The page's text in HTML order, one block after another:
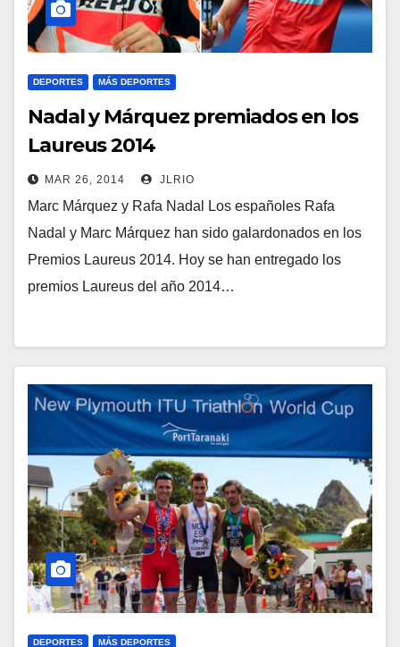
DEPORTES MÁS DEPORTES
Nadal y Márquez premiados en los
Laureus 2014
MAR 26, 2014 JLRIO
Marc Márquez y Rafa Nadal Los españoles Rafa
Nadal y Marc Márquez han sido galardonados en los
Premios Laureus 2014. Hoy se han entregado los
premios Laureus del año 2014…
DEPORTES MÁS DEPORTES